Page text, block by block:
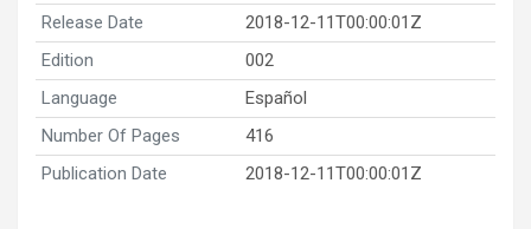
Release Date
2018-12-11T00:00:01Z
Edition
002
Language
Español
Number Of Pages
416
Publication Date
2018-12-11T00:00:01Z